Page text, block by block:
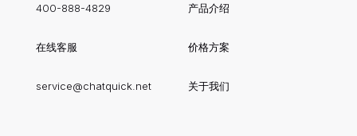
400-888-4829
在线客服
service@chatquick.net
产品介绍
价格方案
关于我们